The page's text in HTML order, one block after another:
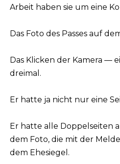
Arbeit haben sie um eine
Das Foto des Passes auf
Das Klicken der Kamera —
dreimal.
Er hatte ja nicht nur eine
Er hatte alle Doppelseiten
dem Foto, die mit der
dem Ehesiegel.